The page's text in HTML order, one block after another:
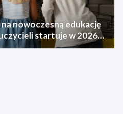
nowoczesną edukację
startuje w 2026